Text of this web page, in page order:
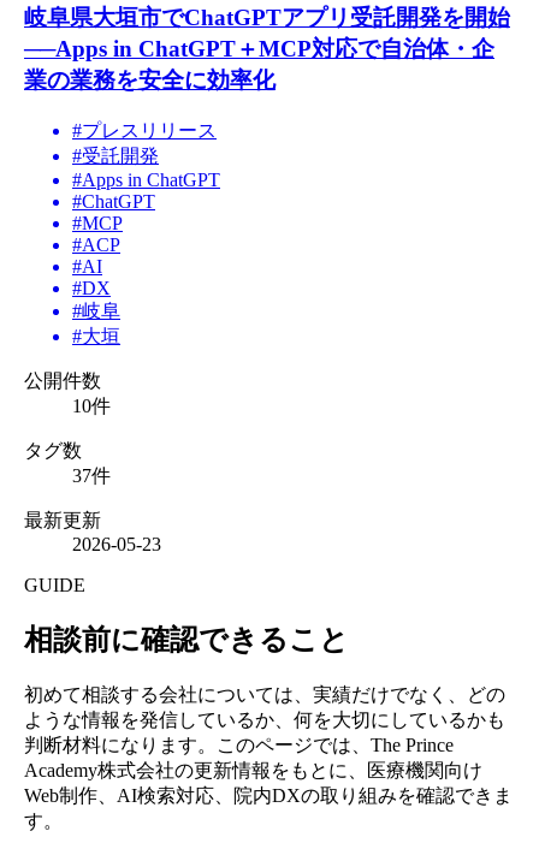
岐阜県大垣市でChatGPTアプリ受託開発を開始
──Apps in ChatGPT＋MCP対応で自治体・企
業の業務を安全に効率化
#プレスリリース
#受託開発
#Apps in ChatGPT
#ChatGPT
#MCP
#ACP
#AI
#DX
#岐阜
#大垣
公開件数
10件
タグ数
37件
最新更新
2026-05-23
GUIDE
相談前に確認できること
初めて相談する会社については、実績だけでなく、どの
ような情報を発信しているか、何を大切にしているかも
判断材料になります。このページでは、The Prince
Academy株式会社の更新情報をもとに、医療機関向け
Web制作、AI検索対応、院内DXの取り組みを確認できま
す。